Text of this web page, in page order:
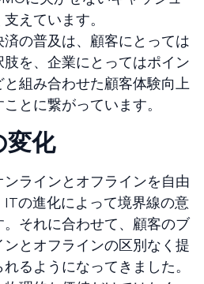
えています。
の普及は、顧客にとっては
を、企業にとってはポイン
と組み合わせた顧客体験向上
とに繋がっています。
変化
ラインとオフラインを自由
の進化によって境界線の意
それに合わせて、顧客のブ
とオフラインの区別なく提
るようになってきました。